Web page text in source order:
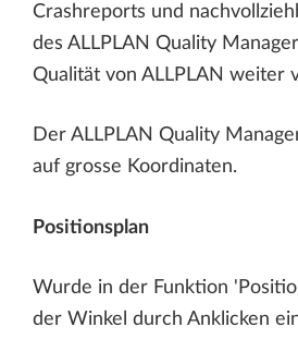
Crashreports und
des ALLPLAN Quality
Qualität von ALLPLAN weiter
Der ALLPLAN Quality
auf grosse Koordinaten.
Positionsplan
Wurde in der Funktion
der Winkel durch Anklicken